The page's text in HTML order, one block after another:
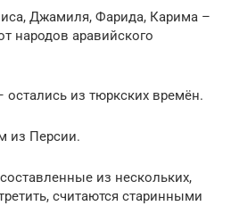
Джамиля, Фарида, Карима –
народов аравийского
остались из тюркских времён.
из Персии.
из нескольких,
считаются старинными